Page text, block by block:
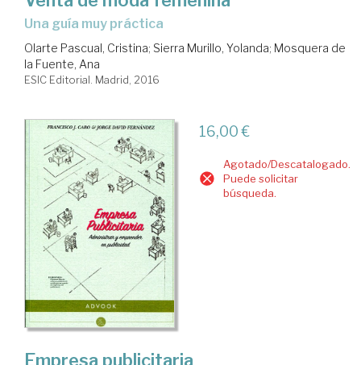
una guía muy práctica
Olarte Pascual, Cristina; Sierra Murillo, Yolanda; Mosquera de
la Fuente, Ana
ESIC Editorial. Madrid, 2016
16,00 €
Agotado/Descatalogado.
Puede solicitar
búsqueda.
Empresa publicitaria